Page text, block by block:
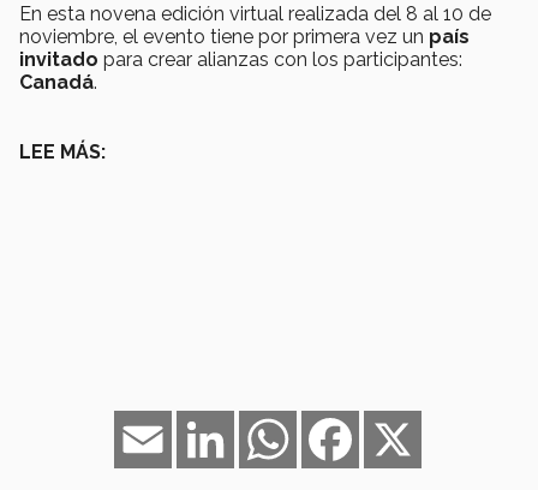
En esta novena edición virtual realizada del 8 al 10 de
noviembre, el evento tiene por primera vez un país
invitado para crear alianzas con los participantes:
Canadá.
LEE MÁS:
Facebook
WhatsApp
LinkedIn
Email